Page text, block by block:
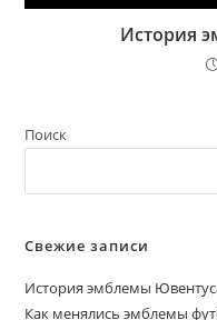
История
Поиск
Свежие записи
История эмблемы
Как менялись эмблемы